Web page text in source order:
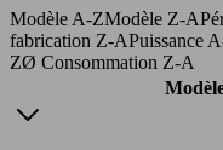
Modèle A-ZModèle Z-A
fabrication Z-APuissance
ZØ Consommation Z-A